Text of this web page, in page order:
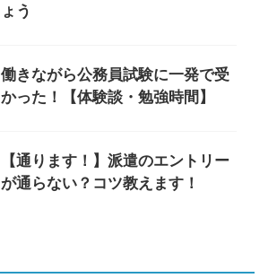
ょう
働きながら公務員試験に一発で受
かった！【体験談・勉強時間】
【通ります！】派遣のエントリー
が通らない？コツ教えます！